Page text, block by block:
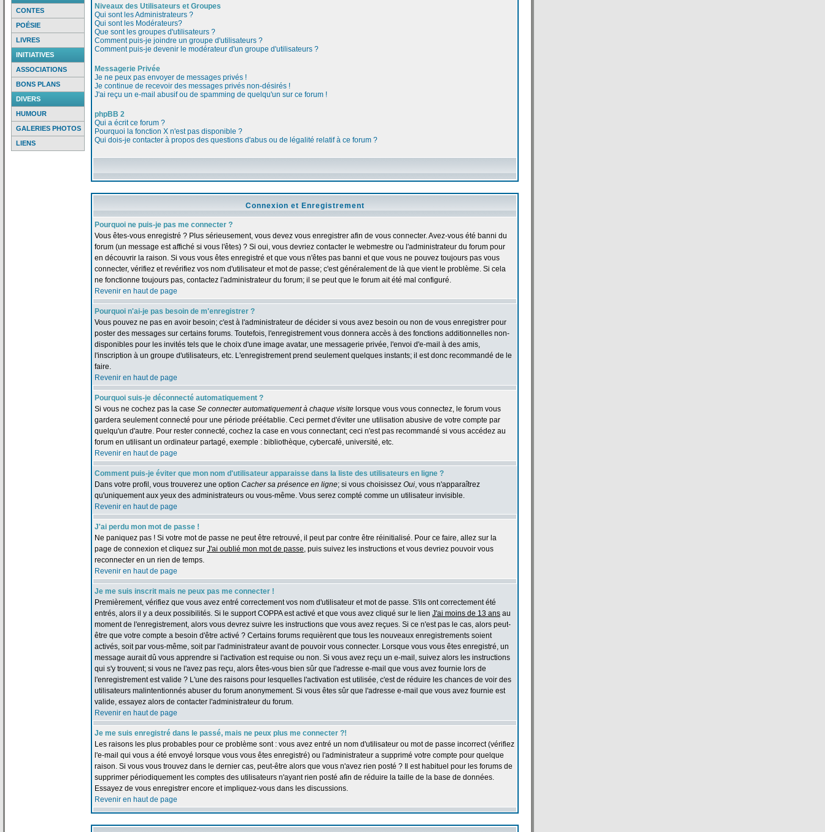
CONTES
POÉSIE
LIVRES
INITIATIVES
ASSOCIATIONS
BONS PLANS
DIVERS
HUMOUR
GALERIES PHOTOS
LIENS
Niveaux des Utilisateurs et Groupes
Qui sont les Administrateurs ?
Qui sont les Modérateurs?
Que sont les groupes d'utilisateurs ?
Comment puis-je joindre un groupe d'utilisateurs ?
Comment puis-je devenir le modérateur d'un groupe d'utilisateurs ?
Messagerie Privée
Je ne peux pas envoyer de messages privés !
Je continue de recevoir des messages privés non-désirés !
J'ai reçu un e-mail abusif ou de spamming de quelqu'un sur ce forum !
phpBB 2
Qui a écrit ce forum ?
Pourquoi la fonction X n'est pas disponible ?
Qui dois-je contacter à propos des questions d'abus ou de légalité relatif à ce forum ?
Connexion et Enregistrement
Pourquoi ne puis-je pas me connecter ?
Vous êtes-vous enregistré ? Plus sérieusement, vous devez vous enregistrer afin de vous connecter. Avez-vous été banni du
forum (un message est affiché si vous l'êtes) ? Si oui, vous devriez contacter le webmestre ou l'administrateur du forum pour
en découvrir la raison. Si vous vous êtes enregistré et que vous n'êtes pas banni et que vous ne pouvez toujours pas vous
connecter, vérifiez et revérifiez vos nom d'utilisateur et mot de passe; c'est généralement de là que vient le problème. Si cela
ne fonctionne toujours pas, contactez l'administrateur du forum; il se peut que le forum ait été mal configuré.
Revenir en haut de page
Pourquoi n'ai-je pas besoin de m'enregistrer ?
Vous pouvez ne pas en avoir besoin; c'est à l'administrateur de décider si vous avez besoin ou non de vous enregistrer pour
poster des messages sur certains forums. Toutefois, l'enregistrement vous donnera accès à des fonctions additionnelles non-
disponibles pour les invités tels que le choix d'une image avatar, une messagerie privée, l'envoi d'e-mail à des amis,
l'inscription à un groupe d'utilisateurs, etc. L'enregistrement prend seulement quelques instants; il est donc recommandé de le
faire.
Revenir en haut de page
Pourquoi suis-je déconnecté automatiquement ?
Si vous ne cochez pas la case Se connecter automatiquement à chaque visite lorsque vous vous connectez, le forum vous
gardera seulement connecté pour une période préétablie. Ceci permet d'éviter une utilisation abusive de votre compte par
quelqu'un d'autre. Pour rester connecté, cochez la case en vous connectant; ceci n'est pas recommandé si vous accédez au
forum en utilisant un ordinateur partagé, exemple : bibliothèque, cybercafé, université, etc.
Revenir en haut de page
Comment puis-je éviter que mon nom d'utilisateur apparaisse dans la liste des utilisateurs en ligne ?
Dans votre profil, vous trouverez une option Cacher sa présence en ligne; si vous choisissez Oui, vous n'apparaîtrez
qu'uniquement aux yeux des administrateurs ou vous-même. Vous serez compté comme un utilisateur invisible.
Revenir en haut de page
J'ai perdu mon mot de passe !
Ne paniquez pas ! Si votre mot de passe ne peut être retrouvé, il peut par contre être réinitialisé. Pour ce faire, allez sur la
page de connexion et cliquez sur J'ai oublié mon mot de passe, puis suivez les instructions et vous devriez pouvoir vous
reconnecter en un rien de temps.
Revenir en haut de page
Je me suis inscrit mais ne peux pas me connecter !
Premièrement, vérifiez que vous avez entré correctement vos nom d'utilisateur et mot de passe. S'ils ont correctement été
entrés, alors il y a deux possibilités. Si le support COPPA est activé et que vous avez cliqué sur le lien J'ai moins de 13 ans au
moment de l'enregistrement, alors vous devrez suivre les instructions que vous avez reçues. Si ce n'est pas le cas, alors peut-
être que votre compte a besoin d'être activé ? Certains forums requièrent que tous les nouveaux enregistrements soient
activés, soit par vous-même, soit par l'administrateur avant de pouvoir vous connecter. Lorsque vous vous êtes enregistré, un
message aurait dû vous apprendre si l'activation est requise ou non. Si vous avez reçu un e-mail, suivez alors les instructions
qui s'y trouvent; si vous ne l'avez pas reçu, alors êtes-vous bien sûr que l'adresse e-mail que vous avez fournie lors de
l'enregistrement est valide ? L'une des raisons pour lesquelles l'activation est utilisée, c'est de réduire les chances de voir des
utilisateurs malintentionnés abuser du forum anonymement. Si vous êtes sûr que l'adresse e-mail que vous avez fournie est
valide, essayez alors de contacter l'administrateur du forum.
Revenir en haut de page
Je me suis enregistré dans le passé, mais ne peux plus me connecter ?!
Les raisons les plus probables pour ce problème sont : vous avez entré un nom d'utilisateur ou mot de passe incorrect (vérifiez
l'e-mail qui vous a été envoyé lorsque vous vous êtes enregistré) ou l'administrateur a supprimé votre compte pour quelque
raison. Si vous vous trouvez dans le dernier cas, peut-être alors que vous n'avez rien posté ? Il est habituel pour les forums de
supprimer périodiquement les comptes des utilisateurs n'ayant rien posté afin de réduire la taille de la base de données.
Essayez de vous enregistrer encore et impliquez-vous dans les discussions.
Revenir en haut de page